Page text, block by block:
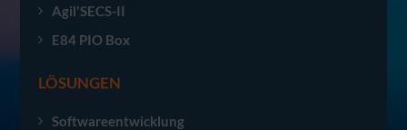
Agil'SECS-II
E84 PIO Box
LÖSUNGEN
Softwareentwicklung